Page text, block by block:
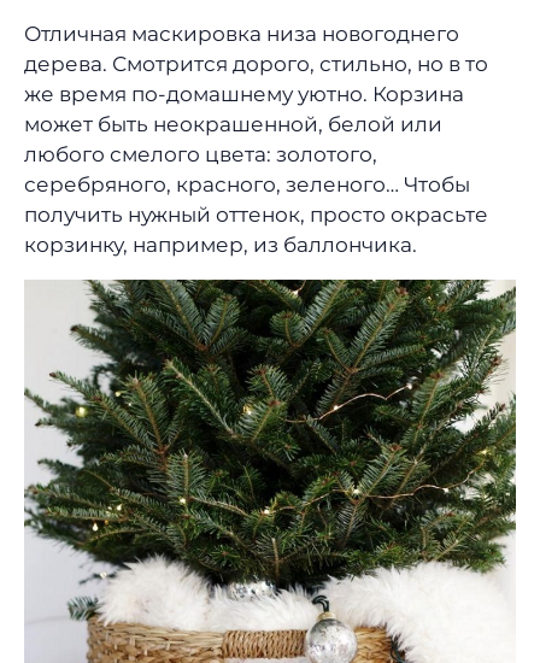
Отличная маскировка низа новогоднего
дерева. Смотрится дорого, стильно, но в то
же время по-домашнему уютно. Корзина
может быть неокрашенной, белой или
любого смелого цвета: золотого,
серебряного, красного, зеленого… Чтобы
получить нужный оттенок, просто окрасьте
корзинку, например, из баллончика.